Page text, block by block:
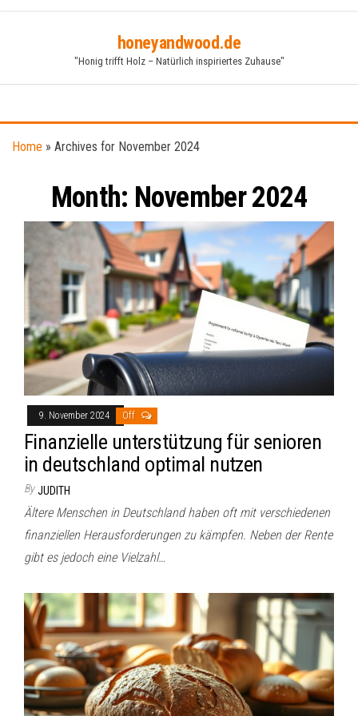
content
honeyandwood.de
"Honig trifft Holz – Natürlich inspiriertes Zuhause"
Home » Archives for November 2024
Month: November 2024
9. November 2024 Off
Finanzielle unterstützung für senioren
in deutschland optimal nutzen
By JUDITH
Ältere Menschen in Deutschland haben oft mit verschiedenen
finanziellen Herausforderungen zu kämpfen. Neben der Rente
gibt es jedoch eine Vielzahl…